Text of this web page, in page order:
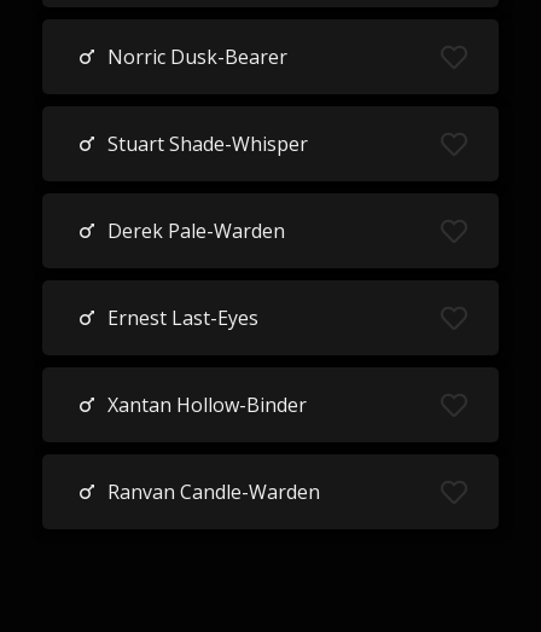
Norric Dusk-Bearer
Stuart Shade-Whisper
Derek Pale-Warden
Ernest Last-Eyes
Xantan Hollow-Binder
Ranvan Candle-Warden